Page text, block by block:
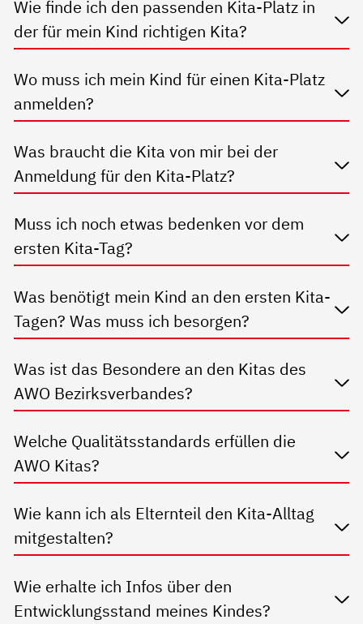
Wie finde ich den passenden Kita-Platz in
der für mein Kind richtigen Kita?
Wo muss ich mein Kind für einen Kita-Platz
anmelden?
Was braucht die Kita von mir bei der
Anmeldung für den Kita-Platz?
Muss ich noch etwas bedenken vor dem
ersten Kita-Tag?
Was benötigt mein Kind an den ersten Kita-
Tagen? Was muss ich besorgen?
Was ist das Besondere an den Kitas des
AWO Bezirksverbandes?
Welche Qualitätsstandards erfüllen die
AWO Kitas?
Wie kann ich als Elternteil den Kita-Alltag
mitgestalten?
Wie erhalte ich Infos über den
Entwicklungsstand meines Kindes?